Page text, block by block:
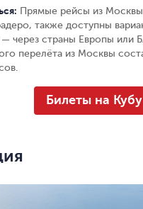
Прямые рейсы из
также доступны
через страны Европы или
перелёта из Москвы
Билеты на Кубу